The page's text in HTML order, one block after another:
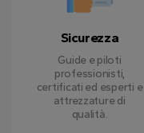
Sicurezza
Guide e piloti
professionisti,
certificati ed esperti e
attrezzature di
qualità.